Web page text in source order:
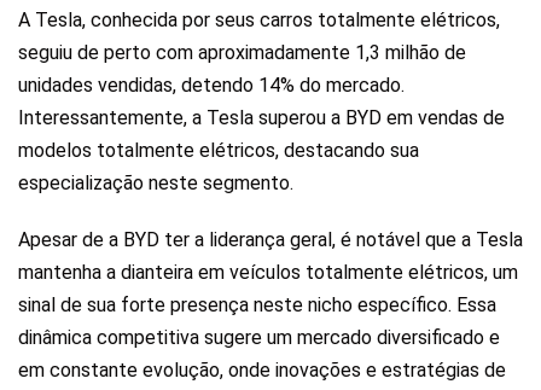
A Tesla, conhecida por seus carros totalmente elétricos,
seguiu de perto com aproximadamente 1,3 milhão de
unidades vendidas, detendo 14% do mercado.
Interessantemente, a Tesla superou a BYD em vendas de
modelos totalmente elétricos, destacando sua
especialização neste segmento.
Apesar de a BYD ter a liderança geral, é notável que a Tesla
mantenha a dianteira em veículos totalmente elétricos, um
sinal de sua forte presença neste nicho específico. Essa
dinâmica competitiva sugere um mercado diversificado e
em constante evolução, onde inovações e estratégias de